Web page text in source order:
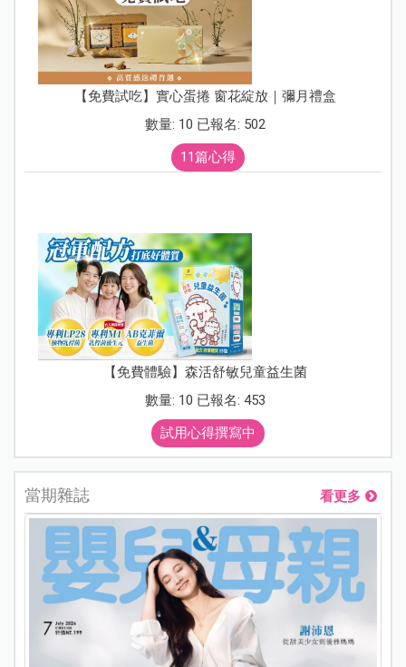
【免費試吃】實心蛋捲 窗花綻放｜彌月禮盒
數量: 10 已報名: 502
11篇心得
【免費體驗】森活舒敏兒童益生菌
數量: 10 已報名: 453
試用心得撰寫中
當期雜誌 看更多